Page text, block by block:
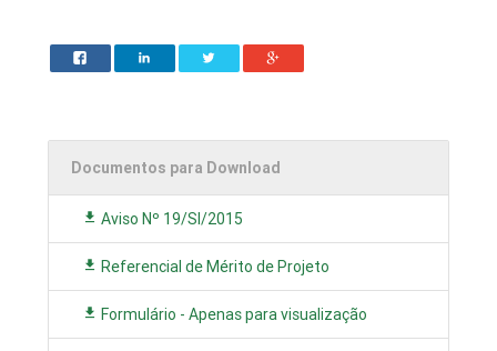
Documentos para Download
Aviso Nº 19/SI/2015
Referencial de Mérito de Projeto
Formulário - Apenas para visualização